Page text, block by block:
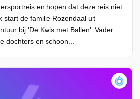
en hopen dat deze reis niet
start de familie Rozendaal uit
bij 'De Kwis met Ballen'. Vader
dochters en schoon...